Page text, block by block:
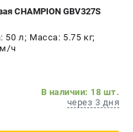
CHAMPION GBV327S
л; Масса: 5.75 кг;
ч
В наличии: 18 шт.
через 3 дня